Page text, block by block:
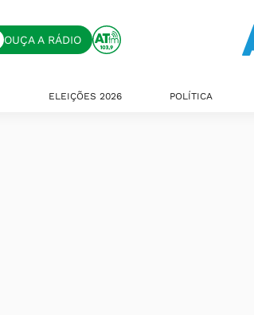
OUÇA A RÁDIO
ELEIÇÕES 2026 POLÍTICA